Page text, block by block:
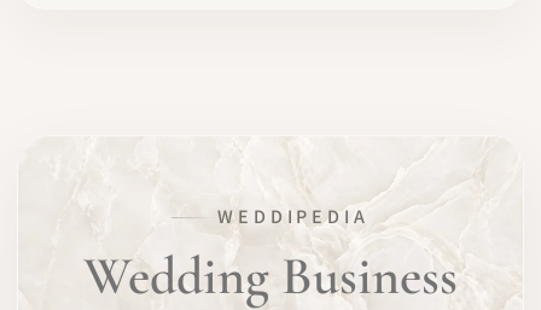
WEDDIPEDIA
Wedding Business